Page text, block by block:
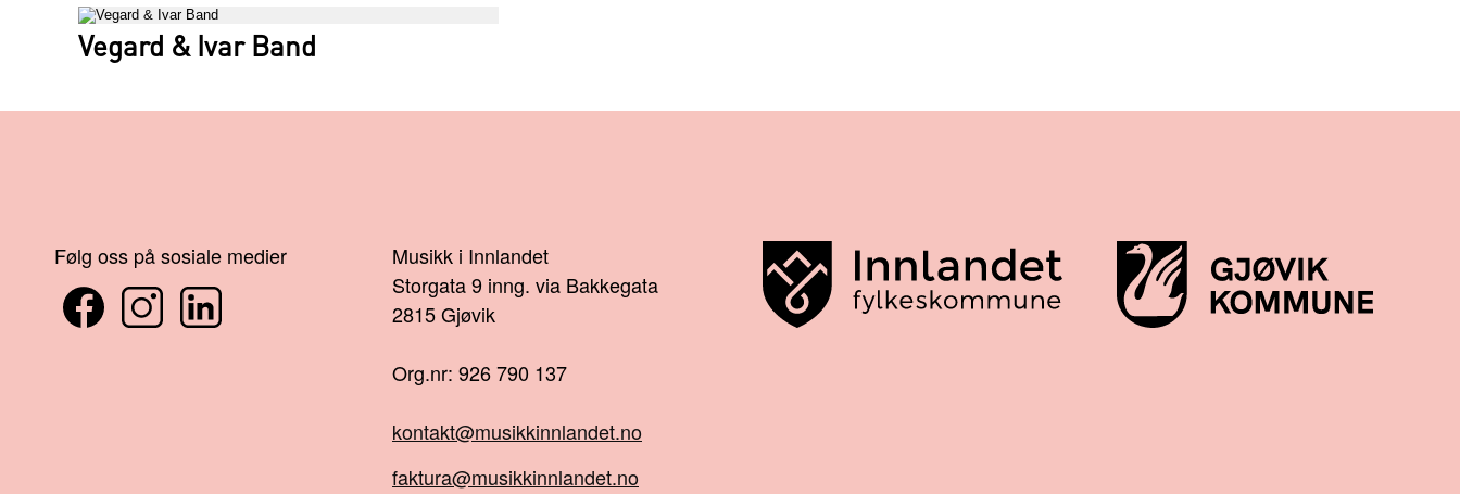
Vegard & Ivar Band
Følg oss på sosiale medier
Musikk i Innlandet
Storgata 9 inng. via Bakkegata
2815 Gjøvik
Org.nr: 926 790 137
kontakt@musikkinnlandet.no
faktura@musikkinnlandet.no